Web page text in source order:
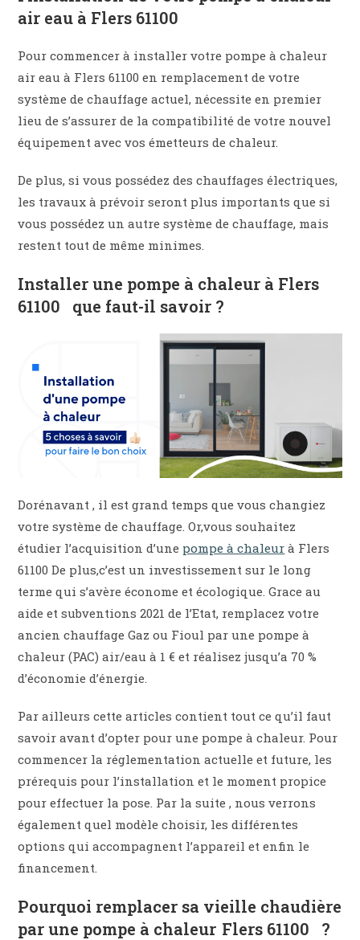
air eau à Flers 61100
Pour commencer à installer votre pompe à chaleur
air eau à Flers 61100 en remplacement de votre
système de chauffage actuel, nécessite en premier
lieu de s’assurer de la compatibilité de votre nouvel
équipement avec vos émetteurs de chaleur.
De plus, si vous possédez des chauffages électriques,
les travaux à prévoir seront plus importants que si
vous possédez un autre système de chauffage, mais
restent tout de même minimes.
Installer une pompe à chaleur à Flers
61100 que faut-il savoir ?
Dorénavant , il est grand temps que vous changiez
votre système de chauffage. Or,vous souhaitez
étudier l’acquisition d’une pompe à chaleur à Flers
61100 De plus,c’est un investissement sur le long
terme qui s’avère économe et écologique. Grace au
aide et subventions 2021 de l’Etat, remplacez votre
ancien chauffage Gaz ou Fioul par une pompe à
chaleur (PAC) air/eau à 1 € et réalisez jusqu’a 70 %
d’économie d’énergie.
Par ailleurs cette articles contient tout ce qu’il faut
savoir avant d’opter pour une pompe à chaleur. Pour
commencer la réglementation actuelle et future, les
prérequis pour l’installation et le moment propice
pour effectuer la pose. Par la suite , nous verrons
également quel modèle choisir, les différentes
options qui accompagnent l’appareil et enfin le
financement.
Pourquoi remplacer sa vieille chaudière
par une pompe à chaleur Flers 61100 ?